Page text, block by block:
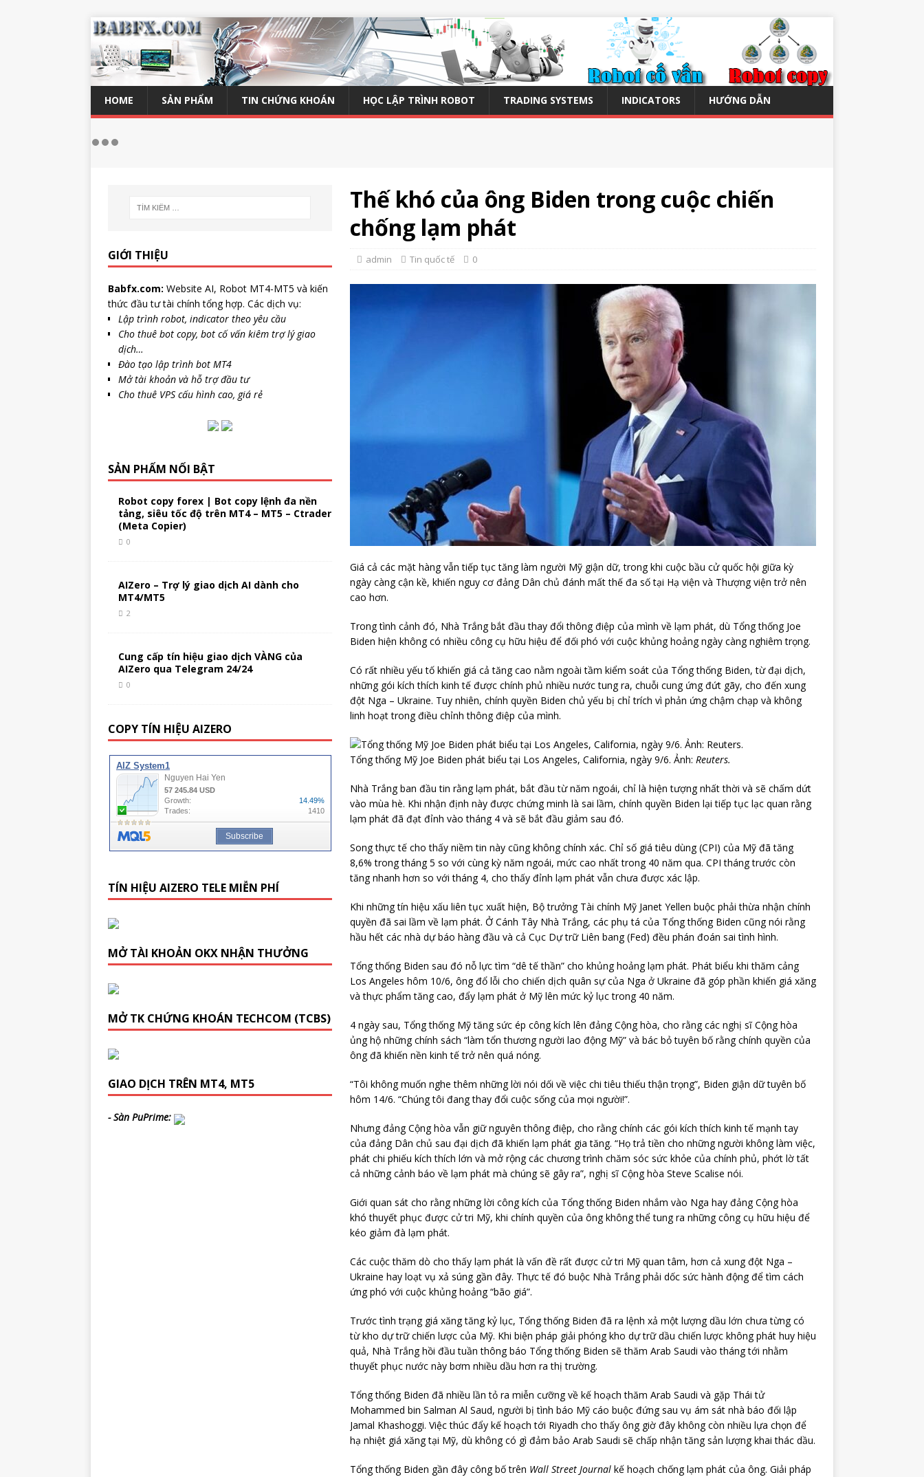
HOME SẢN PHẨM TIN CHỨNG KHOÁN HỌC LẬP TRÌNH ROBOT TRADING SYSTEMS INDICATORS HƯỚNG DẪN
Thế khó của ông Biden trong cuộc chiến
chống lạm phát
admin Tin quốc tế 0
Giá cả các mặt hàng vẫn tiếp tục tăng làm người Mỹ giận dữ, trong khi cuộc bầu cử quốc hội giữa kỳ
ngày càng cận kề, khiến nguy cơ đảng Dân chủ đánh mất thế đa số tại Hạ viện và Thượng viện trở nên
cao hơn.
Trong tình cảnh đó, Nhà Trắng bắt đầu thay đổi thông điệp của mình về lạm phát, dù Tổng thống Joe
Biden hiện không có nhiều công cụ hữu hiệu để đối phó với cuộc khủng hoảng ngày càng nghiêm trọng.
Có rất nhiều yếu tố khiến giá cả tăng cao nằm ngoài tầm kiểm soát của Tổng thống Biden, từ đại dịch,
những gói kích thích kinh tế được chính phủ nhiều nước tung ra, chuỗi cung ứng đứt gãy, cho đến xung
đột Nga – Ukraine. Tuy nhiên, chính quyền Biden chủ yếu bị chỉ trích vì phản ứng chậm chạp và không
linh hoạt trong điều chỉnh thông điệp của mình.
Tổng thống Mỹ Joe Biden phát biểu tại Los Angeles, California, ngày 9/6. Ảnh: Reuters.
Nhà Trắng ban đầu tin rằng lạm phát, bắt đầu từ năm ngoái, chỉ là hiện tượng nhất thời và sẽ chấm dứt
vào mùa hè. Khi nhận định này được chứng minh là sai lầm, chính quyền Biden lại tiếp tục lạc quan rằng
lạm phát đã đạt đỉnh vào tháng 4 và sẽ bắt đầu giảm sau đó.
Song thực tế cho thấy niềm tin này cũng không chính xác. Chỉ số giá tiêu dùng (CPI) của Mỹ đã tăng
8,6% trong tháng 5 so với cùng kỳ năm ngoái, mức cao nhất trong 40 năm qua. CPI tháng trước còn
tăng nhanh hơn so với tháng 4, cho thấy đỉnh lạm phát vẫn chưa được xác lập.
Khi những tín hiệu xấu liên tục xuất hiện, Bộ trưởng Tài chính Mỹ Janet Yellen buộc phải thừa nhận chính
quyền đã sai lầm về lạm phát. Ở Cánh Tây Nhà Trắng, các phụ tá của Tổng thống Biden cũng nói rằng
hầu hết các nhà dự báo hàng đầu và cả Cục Dự trữ Liên bang (Fed) đều phán đoán sai tình hình.
Tổng thống Biden sau đó nỗ lực tìm “dê tế thần” cho khủng hoảng lạm phát. Phát biểu khi thăm cảng
Los Angeles hôm 10/6, ông đổ lỗi cho chiến dịch quân sự của Nga ở Ukraine đã góp phần khiến giá xăng
và thực phẩm tăng cao, đẩy lạm phát ở Mỹ lên mức kỷ lục trong 40 năm.
4 ngày sau, Tổng thống Mỹ tăng sức ép công kích lên đảng Cộng hòa, cho rằng các nghị sĩ Cộng hòa
ủng hộ những chính sách “làm tổn thương người lao động Mỹ” và bác bỏ tuyên bố rằng chính quyền của
ông đã khiến nền kinh tế trở nên quá nóng.
“Tôi không muốn nghe thêm những lời nói dối về việc chi tiêu thiếu thận trọng”, Biden giận dữ tuyên bố
hôm 14/6. “Chúng tôi đang thay đổi cuộc sống của mọi người!”.
Nhưng đảng Cộng hòa vẫn giữ nguyên thông điệp, cho rằng chính các gói kích thích kinh tế mạnh tay
của đảng Dân chủ sau đại dịch đã khiến lạm phát gia tăng. “Họ trả tiền cho những người không làm việc,
phát chi phiếu kích thích lớn và mở rộng các chương trình chăm sóc sức khỏe của chính phủ, phớt lờ tất
cả những cảnh báo về lạm phát mà chúng sẽ gây ra”, nghị sĩ Cộng hòa Steve Scalise nói.
Giới quan sát cho rằng những lời công kích của Tổng thống Biden nhắm vào Nga hay đảng Cộng hòa
khó thuyết phục được cử tri Mỹ, khi chính quyền của ông không thể tung ra những công cụ hữu hiệu để
kéo giảm đà lạm phát.
Các cuộc thăm dò cho thấy lạm phát là vấn đề rất được cử tri Mỹ quan tâm, hơn cả xung đột Nga –
Ukraine hay loạt vụ xả súng gần đây. Thực tế đó buộc Nhà Trắng phải dốc sức hành động để tìm cách
ứng phó với cuộc khủng hoảng “bão giá”.
Trước tình trạng giá xăng tăng kỷ lục, Tổng thống Biden đã ra lệnh xả một lượng dầu lớn chưa từng có
từ kho dự trữ chiến lược của Mỹ. Khi biện pháp giải phóng kho dự trữ dầu chiến lược không phát huy hiệu
quả, Nhà Trắng hồi đầu tuần thông báo Tổng thống Biden sẽ thăm Arab Saudi vào tháng tới nhằm
thuyết phục nước này bơm nhiều dầu hơn ra thị trường.
Tổng thống Biden đã nhiều lần tỏ ra miễn cưỡng về kế hoạch thăm Arab Saudi và gặp Thái tử
Mohammed bin Salman Al Saud, người bị tình báo Mỹ cáo buộc đứng sau vụ ám sát nhà báo đối lập
Jamal Khashoggi. Việc thúc đẩy kế hoạch tới Riyadh cho thấy ông giờ đây không còn nhiều lựa chọn để
hạ nhiệt giá xăng tại Mỹ, dù không có gì đảm bảo Arab Saudi sẽ chấp nhận tăng sản lượng khai thác dầu.
Tổng thống Biden gần đây công bố trên Wall Street Journalkế hoạch chống lạm phát của ông. Giải pháp
GIỚI THIỆU
Babfx.com: Website AI, Robot MT4-MT5 và kiến
thức đầu tư tài chính tổng hợp. Các dịch vụ:
Lập trình robot, indicator theo yêu cầu
Cho thuê bot copy, bot cố vấn kiêm trợ lý giao
dịch…
Đào tạo lập trình bot MT4
Mở tài khoản và hỗ trợ đầu tư
Cho thuê VPS cấu hình cao, giá rẻ
SẢN PHẨM NỔI BẬT
Robot copy forex | Bot copy lệnh đa nền
tảng, siêu tốc độ trên MT4 – MT5 – Ctrader
(Meta Copier)
0
AIZero – Trợ lý giao dịch AI dành cho
MT4/MT5
2
Cung cấp tín hiệu giao dịch VÀNG của
AIZero qua Telegram 24/24
0
COPY TÍN HIỆU AIZERO
TÍN HIỆU AIZERO TELE MIỄN PHÍ
MỞ TÀI KHOẢN OKX NHẬN THƯỞNG
MỞ TK CHỨNG KHOÁN TECHCOM (TCBS)
GIAO DỊCH TRÊN MT4, MT5
- Sàn PuPrime: